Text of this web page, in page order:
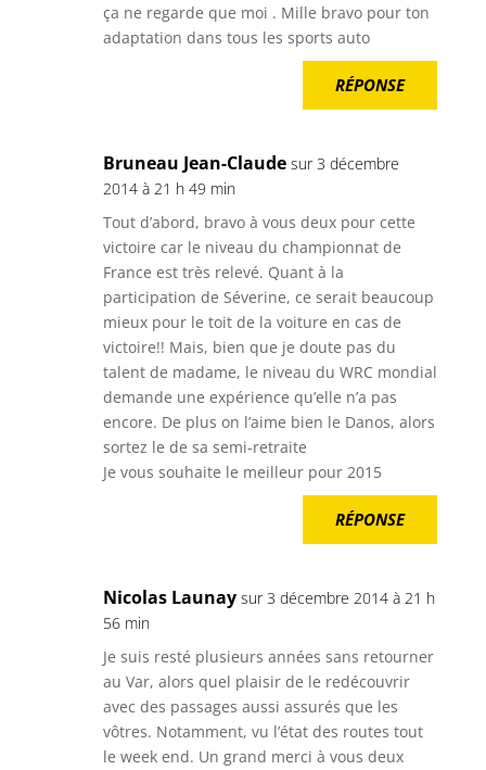
ça ne regarde que moi . Mille bravo pour ton
adaptation dans tous les sports auto
RÉPONSE
Bruneau Jean-Claude sur 3 décembre
2014 à 21 h 49 min
Tout d’abord, bravo à vous deux pour cette
victoire car le niveau du championnat de
France est très relevé. Quant à la
participation de Séverine, ce serait beaucoup
mieux pour le toit de la voiture en cas de
victoire!! Mais, bien que je doute pas du
talent de madame, le niveau du WRC mondial
demande une expérience qu’elle n’a pas
encore. De plus on l’aime bien le Danos, alors
sortez le de sa semi-retraite
Je vous souhaite le meilleur pour 2015
RÉPONSE
Nicolas Launay sur 3 décembre 2014 à 21 h
56 min
Je suis resté plusieurs années sans retourner
au Var, alors quel plaisir de le redécouvrir
avec des passages aussi assurés que les
vôtres. Notamment, vu l’état des routes tout
le week end. Un grand merci à vous deux